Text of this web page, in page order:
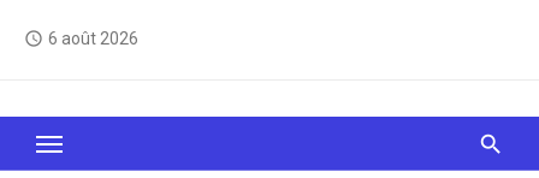
access_time 6 août 2026
Le Web, c'est comme une boîte de chocolats… On
sait jamais sur quoi on va tomber !